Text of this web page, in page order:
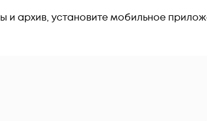
и архив, установите мобильное